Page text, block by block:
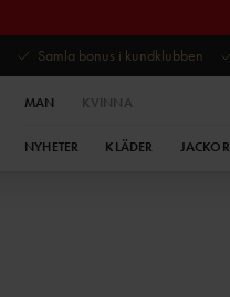
Samla bonus i kundklubben
MAN KVINNA
NYHETER KLÄDER JACKOR